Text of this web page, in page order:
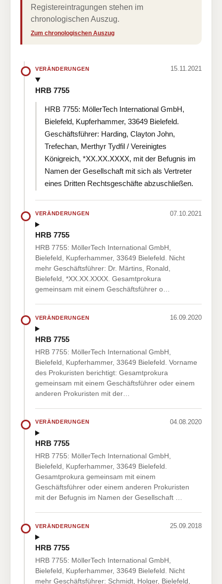
Registereintragungen stehen im
chronologischen Auszug.
Zum chronologischen Auszug
VERÄNDERUNGEN 15.11.2021
HRB 7755
HRB 7755: MöllerTech International GmbH,
Bielefeld, Kupferhammer, 33649 Bielefeld.
Geschäftsführer: Harding, Clayton John,
Trefechan, Merthyr Tydfil / Vereinigtes
Königreich, *XX.XX.XXXX, mit der Befugnis im
Namen der Gesellschaft mit sich als Vertreter
eines Dritten Rechtsgeschäfte abzuschließen.
VERÄNDERUNGEN 07.10.2021
HRB 7755
HRB 7755: MöllerTech International GmbH,
Bielefeld, Kupferhammer, 33649 Bielefeld. Nicht
mehr Geschäftsführer: Dr. Märtins, Ronald,
Bielefeld, *XX.XX.XXXX. Gesamtprokura
gemeinsam mit einem Geschäftsführer o…
VERÄNDERUNGEN 16.09.2020
HRB 7755
HRB 7755: MöllerTech International GmbH,
Bielefeld, Kupferhammer, 33649 Bielefeld. Vorname
des Prokuristen berichtigt: Gesamtprokura
gemeinsam mit einem Geschäftsführer oder einem
anderen Prokuristen mit der…
VERÄNDERUNGEN 04.08.2020
HRB 7755
HRB 7755: MöllerTech International GmbH,
Bielefeld, Kupferhammer, 33649 Bielefeld.
Gesamtprokura gemeinsam mit einem
Geschäftsführer oder einem anderen Prokuristen
mit der Befugnis im Namen der Gesellschaft …
VERÄNDERUNGEN 25.09.2018
HRB 7755
HRB 7755: MöllerTech International GmbH,
Bielefeld, Kupferhammer, 33649 Bielefeld. Nicht
mehr Geschäftsführer: Schmidt, Holger, Bielefeld,